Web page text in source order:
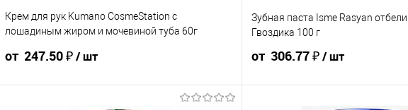
Крем для рук Kumano CosmeStation с
лошадиным жиром и мочевиной туба 60г
от 247.50 ₽/ шт
261.25 ₽ / шт
Зубная паста Isme Rasyan
Гвоздика 100 г
от 306.77 ₽/ шт
323.82 ₽ / шт